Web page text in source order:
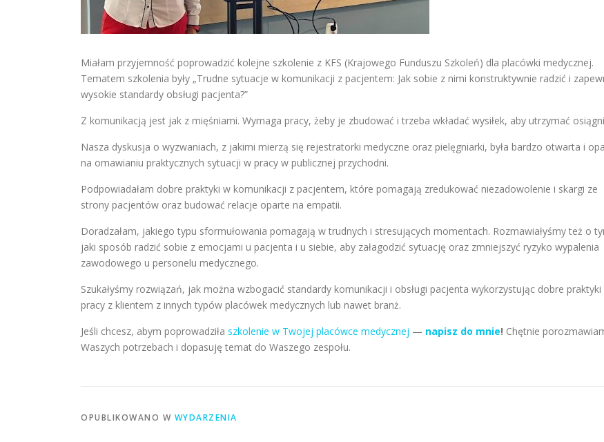
Miałam przyjemność poprowadzić kolejne szkolenie z KFS (Krajowego Funduszu Szkoleń) dla placówki medycznej.
Tematem szkolenia były „Trudne sytuacje w komunikacji z pacjentem: Jak sobie z nimi konstruktywnie radzić i
wysokie standardy obsługi pacjenta?”
Z komunikacją jest jak z mięśniami. Wymaga pracy, żeby je zbudować i trzeba wkładać wysiłek, aby utrzymać
Nasza dyskusja o wyzwaniach, z jakimi mierzą się rejestratorki medyczne oraz pielęgniarki, była bardzo otwarta i
na omawianiu praktycznych sytuacji w pracy w publicznej przychodni.
Podpowiadałam dobre praktyki w komunikacji z pacjentem, które pomagają zredukować niezadowolenie i skargi ze
strony pacjentów oraz budować relacje oparte na empatii.
Doradzałam, jakiego typu sformułowania pomagają w trudnych i stresujących momentach. Rozmawiałyśmy też o
jaki sposób radzić sobie z emocjami u pacjenta i u siebie, aby załagodzić sytuację oraz zmniejszyć ryzyko wypalenia
zawodowego u personelu medycznego.
Szukałyśmy rozwiązań, jak można wzbogacić standardy komunikacji i obsługi pacjenta wykorzystując dobre praktyki
pracy z klientem z innych typów placówek medycznych lub nawet branż.
Jeśli chcesz, abym poprowadziła szkolenie w Twojej placówce medycznej — napisz do mnie! Chętnie
Waszych potrzebach i dopasuję temat do Waszego zespołu.
OPUBLIKOWANO W WYDARZENIA